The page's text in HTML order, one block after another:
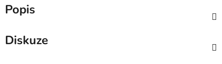
Popis
Diskuze